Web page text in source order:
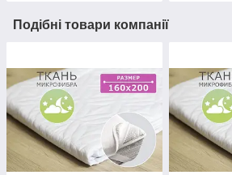
Подібні товари компанії